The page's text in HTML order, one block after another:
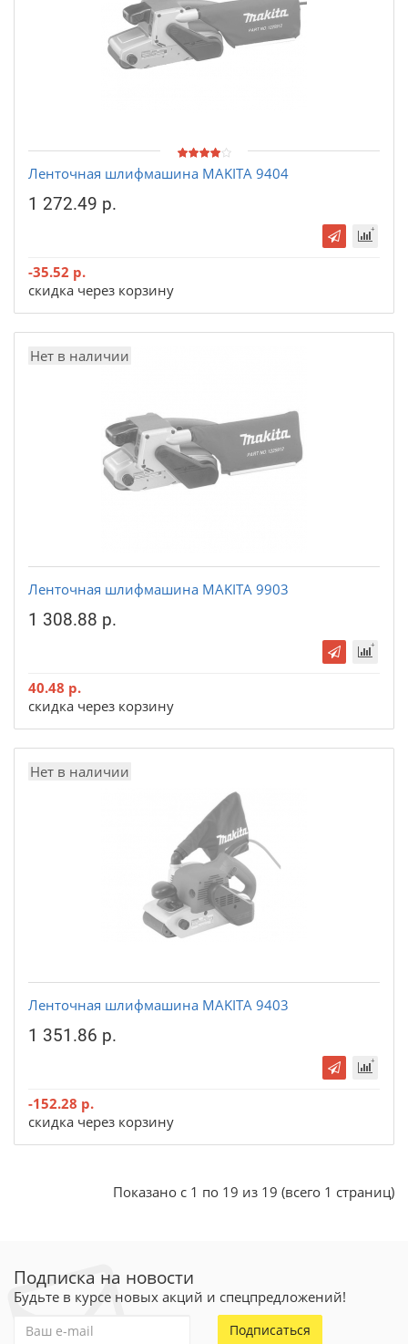
Ленточная шлифмашина MAKITA 9404
1 272.49 р.
-35.52 р.
скидка через корзину
Нет в наличии
Ленточная шлифмашина MAKITA 9903
1 308.88 р.
40.48 р.
скидка через корзину
Нет в наличии
Ленточная шлифмашина MAKITA 9403
1 351.86 р.
-152.28 р.
скидка через корзину
Показано с 1 по 19 из 19 (всего 1 страниц)
Подписка на новости
Будьте в курсе новых акций и спецпредложений!
Подписаться